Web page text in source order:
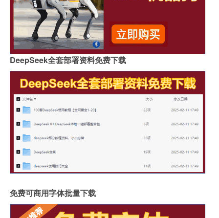
DeepSeek全套部署资料免费下载
免费可商用字体批量下载